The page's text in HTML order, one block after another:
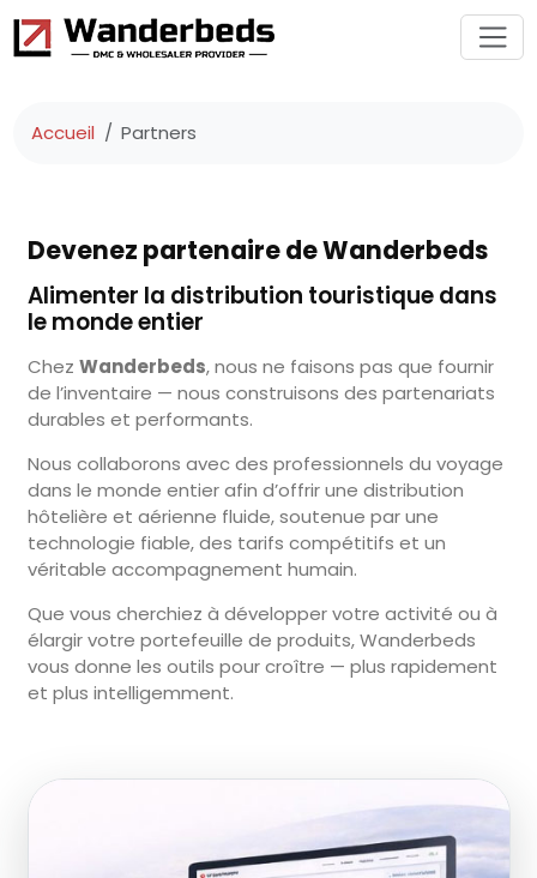
Accueil Partners
Devenez partenaire de Wanderbeds
Alimenter la distribution touristique dans
le monde entier
Chez Wanderbeds, nous ne faisons pas que fournir
de l’inventaire — nous construisons des partenariats
durables et performants.
Nous collaborons avec des professionnels du voyage
dans le monde entier afin d’offrir une distribution
hôtelière et aérienne fluide, soutenue par une
technologie fiable, des tarifs compétitifs et un
véritable accompagnement humain.
Que vous cherchiez à développer votre activité ou à
élargir votre portefeuille de produits, Wanderbeds
vous donne les outils pour croître — plus rapidement
et plus intelligemment.